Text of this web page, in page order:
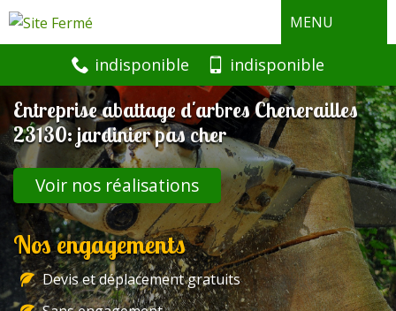
MENU
indisponible indisponible
Entreprise abattage d'arbres Chenerailles
23130: jardinier pas cher
Voir nos réalisations
Nos engagements
Devis et déplacement gratuits